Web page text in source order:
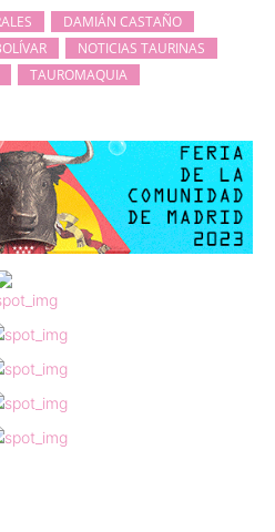
DAMIÁN CASTAÑO
NOTICIAS TAURINAS
TAUROMAQUIA